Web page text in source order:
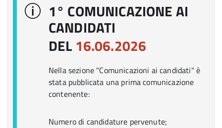
1° COMUNICAZIONE AI
CANDIDATI
DEL 16.06.2026
Nella sezione "Comunicazioni ai candidati" è
stata pubblicata una prima comunicazione
contenente:
Numero di candidature pervenute;